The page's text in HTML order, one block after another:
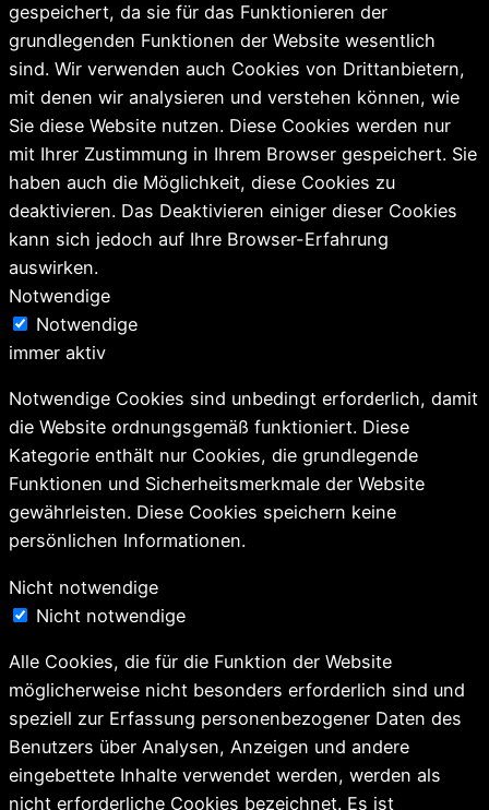
gespeichert, da sie für das Funktionieren der
grundlegenden Funktionen der Website wesentlich
sind. Wir verwenden auch Cookies von Drittanbietern,
mit denen wir analysieren und verstehen können, wie
Sie diese Website nutzen. Diese Cookies werden nur
mit Ihrer Zustimmung in Ihrem Browser gespeichert. Sie
haben auch die Möglichkeit, diese Cookies zu
deaktivieren. Das Deaktivieren einiger dieser Cookies
kann sich jedoch auf Ihre Browser-Erfahrung
auswirken.
Notwendige
Notwendige
immer aktiv
Notwendige Cookies sind unbedingt erforderlich, damit
die Website ordnungsgemäß funktioniert. Diese
Kategorie enthält nur Cookies, die grundlegende
Funktionen und Sicherheitsmerkmale der Website
gewährleisten. Diese Cookies speichern keine
persönlichen Informationen.
Nicht notwendige
Nicht notwendige
Alle Cookies, die für die Funktion der Website
möglicherweise nicht besonders erforderlich sind und
speziell zur Erfassung personenbezogener Daten des
Benutzers über Analysen, Anzeigen und andere
eingebettete Inhalte verwendet werden, werden als
nicht erforderliche Cookies bezeichnet. Es ist